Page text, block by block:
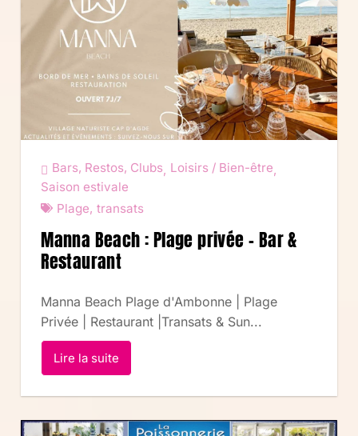
Bars, Restos, Clubs, Loisirs / Bien-être,
Saison estivale
Plage, transats
Manna Beach : Plage privée – Bar &
Restaurant
Manna Beach Plage d'Ambonne | Plage
Privée | Restaurant |Transats & Sun...
Lire la suite